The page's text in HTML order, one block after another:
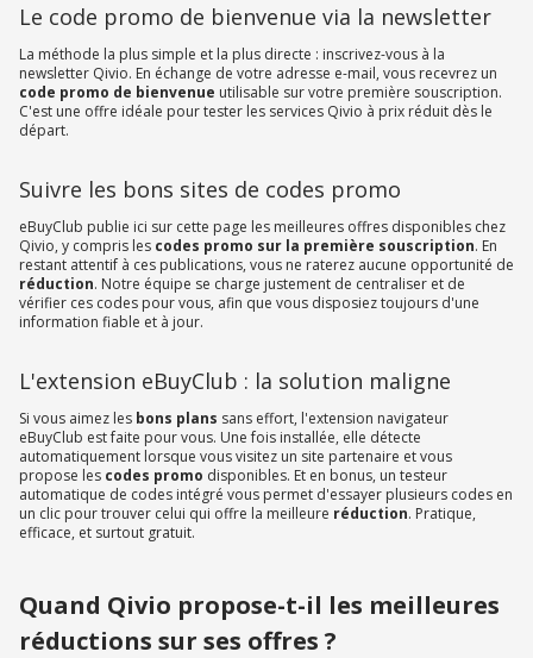
Le code promo de bienvenue via la newsletter
La méthode la plus simple et la plus directe : inscrivez-vous à la
newsletter Qivio. En échange de votre adresse e-mail, vous recevrez un
code promo de bienvenue utilisable sur votre première souscription.
C'est une offre idéale pour tester les services Qivio à prix réduit dès le
départ.
Suivre les bons sites de codes promo
eBuyClub publie ici sur cette page les meilleures offres disponibles chez
Qivio, y compris les codes promo sur la première souscription. En
restant attentif à ces publications, vous ne raterez aucune opportunité de
réduction. Notre équipe se charge justement de centraliser et de
vérifier ces codes pour vous, afin que vous disposiez toujours d'une
information fiable et à jour.
L'extension eBuyClub : la solution maligne
Si vous aimez les bons plans sans effort, l'extension navigateur
eBuyClub est faite pour vous. Une fois installée, elle détecte
automatiquement lorsque vous visitez un site partenaire et vous
propose les codes promo disponibles. Et en bonus, un testeur
automatique de codes intégré vous permet d'essayer plusieurs codes en
un clic pour trouver celui qui offre la meilleure réduction. Pratique,
efficace, et surtout gratuit.
Quand Qivio propose-t-il les meilleures
réductions sur ses offres ?